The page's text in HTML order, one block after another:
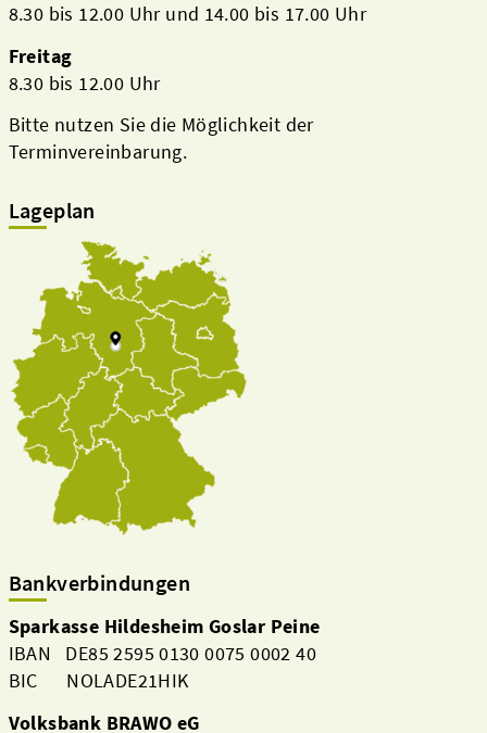
8.30 bis 12.00 Uhr und 14.00 bis 17.00 Uhr
Freitag
8.30 bis 12.00 Uhr
Bitte nutzen Sie die Möglichkeit der
Terminvereinbarung.
Lageplan
Bankverbindungen
Sparkasse Hildesheim Goslar Peine
IBAN DE85 2595 0130 0075 0002 40
BIC NOLADE21HIK
Volksbank BRAWO eG